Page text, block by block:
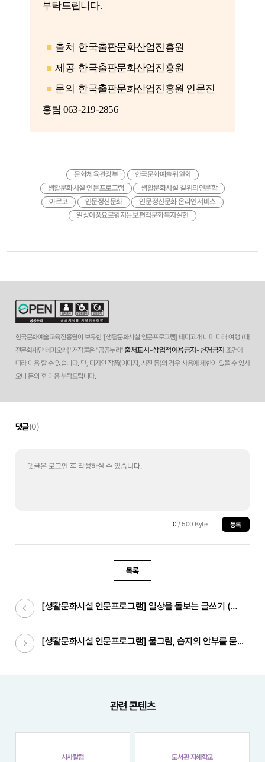
부탁드립니다.
■ 출처 한국출판문화산업진흥원
■제공 한국출판문화산업진흥원
■ 문의 한국출판문화산업진흥원 인문진
흥팀 063-219-2856
문화체육관광부
한국문화예술위원회
생활문화시설 인문프로그램
생활문화시설 길위의인문학
아르코
인문정신문화
인문정신문화 온라인서비스
일상이풍요로워지는보편적문화복지실현
한국문화예술교육진흥원이 보유한 '[생활문화시설 인문프로그램] 테미고개 너머 미래 여행 (대
전문화재단 테미오래)' 저작물은 "공공누리"출처표시-상업적이용금지-변경금지 조건에
따라 이용 할 수 있습니다. 단, 디자인 작품(이미지, 사진 등)의 경우 사용에 제한이 있을 수 있사
오니 문의 후 이용 부탁드립니다.
댓글(0)
0 / 500 Byte 등록
목록
이전글 [생활문화시설 인문프로그램] 일상을 돌보는 글쓰기 (러...
다음글
[생활문화시설 인문프로그램] 물그림, 습지의 안부를 묻...
관련 콘텐츠
시사칼럼 도서관 지혜학교